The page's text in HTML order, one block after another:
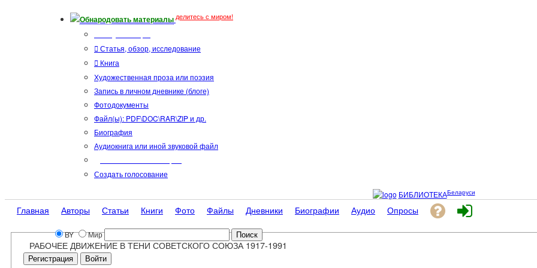
Обнародовать материалы делитесь с миром!
Статья, обзор, исследование
Книга
Художественная проза или поэзия
Запись в личном дневнике (блоге)
Фотодокументы
Файл(ы): PDF\DOC\RAR\ZIP и др.
Биография
Аудиокнига или иной звуковой файл
Создать голосование
BY Мир
БИБЛИОТЕКАБеларуси
Главная Авторы Статьи Книги Фото Файлы Дневники Биографии Аудио Опросы
РАБОЧЕЕ ДВИЖЕНИЕ В ТЕНИ СОВЕТСКОГО СОЮЗА 1917-1991
Регистрация Войти